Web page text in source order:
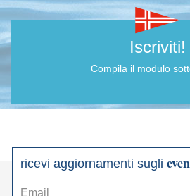
Iscriviti!
Compila il modulo
ricevi aggiornamenti sugli
Email